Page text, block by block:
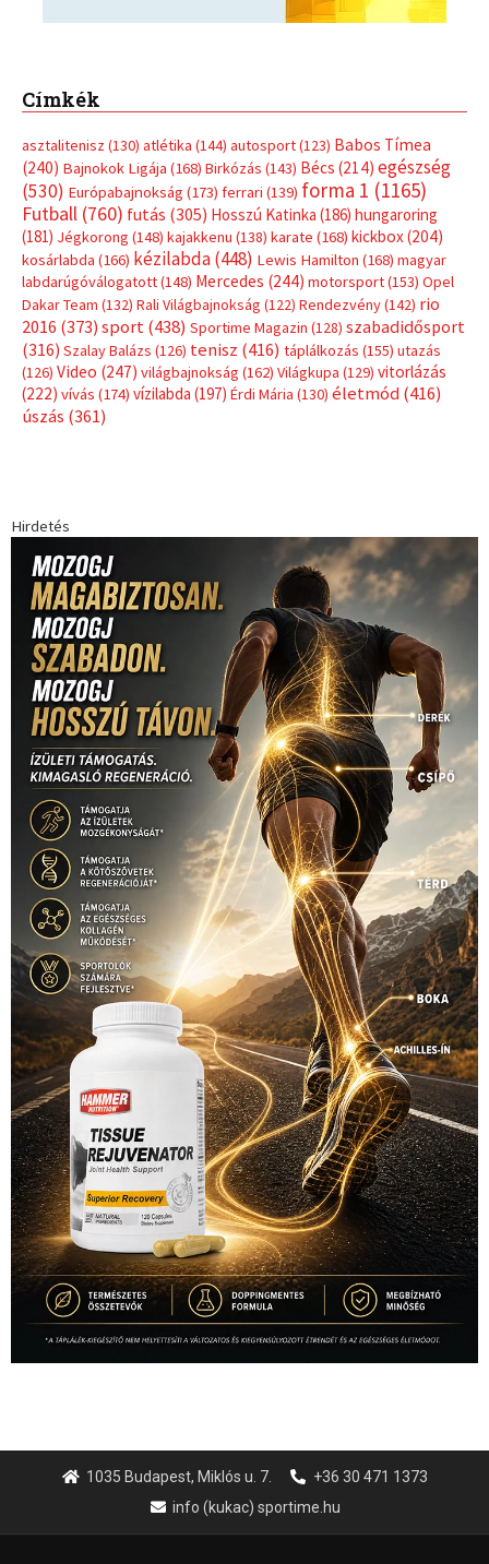
Címkék
asztalitenisz (130) atlétika (144) autosport(123) Babos Tímea
(240) Bajnokok Ligája (168) Birkózás (143) Bécs (214) egészség
(530) Európabajnokság (173) ferrari (139) forma 1 (1165)
Futball (760) futás (305) Hosszú Katinka (186) hungaroring
(181) Jégkorong (148) kajakkenu (138) karate (168) kickbox(204)
kosárlabda (166) kézilabda(448) Lewis Hamilton (168) magyar
labdarúgóválogatott(148) Mercedes (244) motorsport(153) Opel
Dakar Team (132) Rali Világbajnokság (122) Rendezvény(142) rio
2016 (373) sport(438) Sportime Magazin (128) szabadidősport
(316) Szalay Balázs (126) tenisz (416) táplálkozás (155) utazás
(126) Video (247) világbajnokság (162) Világkupa (129) vitorlázás
(222) vívás (174) vízilabda (197) Érdi Mária (130) életmód(416)
úszás (361)
Hirdetés
1035 Budapest, Miklós u. 7.
+36 30 471 1373
info (kukac) sportime.hu